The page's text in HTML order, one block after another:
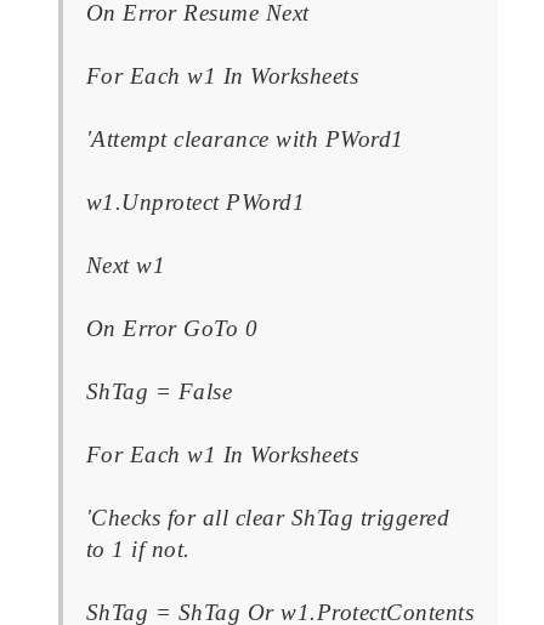
On Error Resume Next
For Each w1 In Worksheets
'Attempt clearance with PWord1
w1.Unprotect PWord1
Next w1
On Error GoTo 0
ShTag = False
For Each w1 In Worksheets
'Checks for all clear ShTag triggered
to 1 if not.
ShTag = ShTag Or w1.ProtectContents